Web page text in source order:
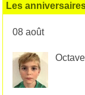
Les
08 août